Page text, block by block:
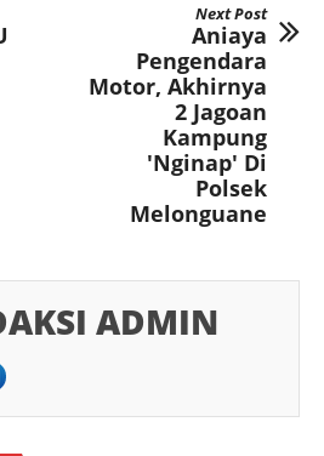
Next Post
Aniaya
Pengendara
Motor, Akhirnya
2 Jagoan
Kampung
'Nginap' Di
Polsek
Melonguane
ADMIN